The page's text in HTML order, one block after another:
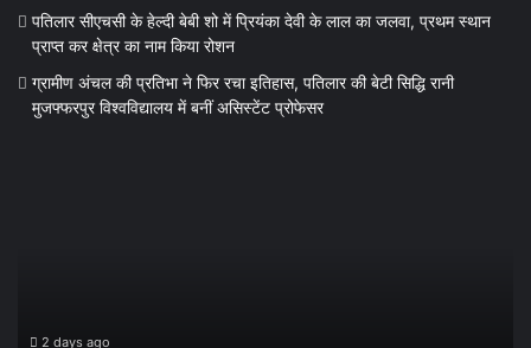
पतिलार सीएचसी के हेल्दी बेबी शो में प्रियंका देवी के लाल का जलवा, प्रथम स्थान
प्राप्त कर क्षेत्र का नाम किया रोशन
ग्रामीण अंचल की प्रतिभा ने फिर रचा इतिहास, पतिलार की बेटी सिद्धि रानी
मुजफ्फरपुर विश्वविद्यालय में बनीं असिस्टेंट प्रोफेसर
प्रियंका2 days ago